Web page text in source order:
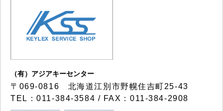
（有）アジアキーセンター
〒069-0816 北海道江別市野幌住吉町25-43
TEL：011-384-3584 / FAX：011-384-2908